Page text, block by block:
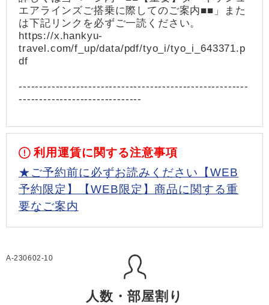
エアラインズご搭乗に際してのご案内■■」また
は下記リンクを必ずご一読ください。
https://x.hankyu-
travel.com/f_up/data/pdf/tyo_i/tyo_i_643371.p
df
--------------------------------------------------------
------------------------------
利用運賃に関する注意事項
★ご予約前に必ずお読みください【WEB
予約限定】【WEB限定】商品に関する重
要なご案内
A-230602-10
人数・部屋割り